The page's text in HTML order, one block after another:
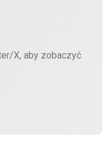
X, aby zobaczyć